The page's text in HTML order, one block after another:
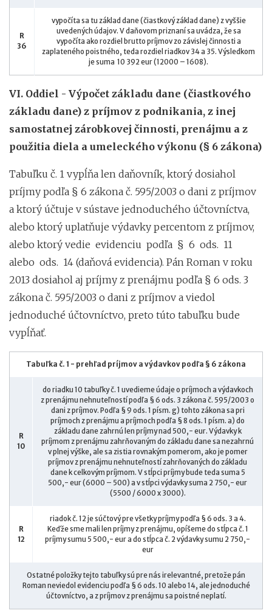
R
36
vypočíta sa tu základ dane (čiastkový základ dane) z vyššie
uvedených údajov. V daňovom priznaní sa uvádza, že sa
vypočíta ako rozdiel brutto príjmov zo závislej činnosti a
zaplateného poistného, teda rozdiel riadkov 34 a 35. Výsledkom
je suma 10 392 eur (12000 – 1608).
VI. Oddiel - Výpočet základu dane (čiastkového
základu dane) z príjmov z podnikania, z inej
samostatnej zárobkovej činnosti, prenájmu a z
použitia diela a umeleckého výkonu (§ 6 zákona)
Tabuľku č. 1 vypĺňa len daňovník, ktorý dosiahol
príjmy podľa § 6 zákona č. 595/2003 o dani z príjmov
a ktorý účtuje v sústave jednoduchého účtovníctva,
alebo ktorý uplatňuje výdavky percentom z príjmov,
alebo ktorý vedie evidenciu podľa § 6 ods. 11
alebo ods. 14 (daňová evidencia). Pán Roman v roku
2013 dosiahol aj príjmy z prenájmu podľa § 6 ods. 3
zákona č. 595/2003 o dani z príjmov a viedol
jednoduché účtovníctvo, preto túto tabuľku bude
vypĺňať.
Tabuľka č. 1 - prehľad príjmov a výdavkov podľa § 6 zákona
R
10
do riadku 10 tabuľky č. 1 uvedieme údaje o príjmoch a výdavkoch
z prenájmu nehnuteľností podľa § 6 ods. 3 zákona č. 595/2003 o
dani z príjmov. Podľa § 9 ods. 1 písm. g) tohto zákona sa pri
príjmoch z prenájmu a príjmoch podľa § 8 ods. 1 písm. a) do
základu dane zahrnú len príjmy nad 500,- eur. Výdavky k
príjmom z prenájmu zahrňovaným do základu dane sa nezahrnú
v plnej výške, ale sa zistia rovnakým pomerom, ako je pomer
príjmov z prenájmu nehnuteľností zahrňovaných do základu
dane k celkovým príjmom. V stĺpci príjmy bude teda suma 5
500,- eur (6000 – 500) a v stĺpci výdavky suma 2 750,- eur
(5500 / 6000 x 3000).
R
12
riadok č. 12 je súčtový pre všetky príjmy podľa § 6 ods. 3 a 4.
Keďže sme mali len príjmy z prenájmu, opíšeme do stĺpca č. 1
príjmy sumu 5 500,- eur a do stĺpca č. 2 výdavky sumu 2 750,-
eur
Ostatné položky tejto tabuľky sú pre nás irelevantné, pretože pán
Roman neviedol evidenciu podľa § 6 ods. 10 alebo 14, ale jednoduché
účtovníctvo, a z príjmov z prenájmu sa poistné neplatí.